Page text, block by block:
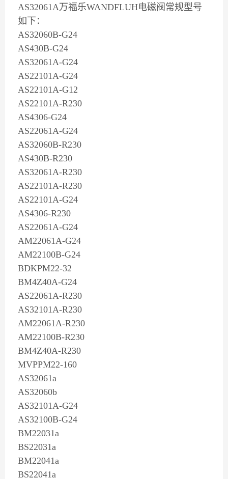
AS32061A万福乐WANDFLUH电磁阀常规型号
如下：
AS32060B-G24
AS430B-G24
AS32061A-G24
AS22101A-G24
AS22101A-G12
AS22101A-R230
AS4306-G24
AS22061A-G24
AS32060B-R230
AS430B-R230
AS32061A-R230
AS22101A-R230
AS22101A-G24
AS4306-R230
AS22061A-G24
AM22061A-G24
AM22100B-G24
BDKPM22-32
BM4Z40A-G24
AS22061A-R230
AS32101A-R230
AM22061A-R230
AM22100B-R230
BM4Z40A-R230
MVPPM22-160
AS32061a
AS32060b
AS32101A-G24
AS32100B-G24
BM22031a
BS22031a
BM22041a
BS22041a